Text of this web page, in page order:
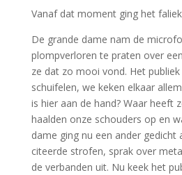
Vanaf dat moment ging het
De grande dame nam de
plompverloren te praten over
ze dat zo mooi vond. Het
schuifelen, we keken elkaar
is hier aan de hand? Waar heeft
haalden onze schouders op en
dame ging nu een ander gedicht
citeerde strofen, sprak over
de verbanden uit. Nu keek het